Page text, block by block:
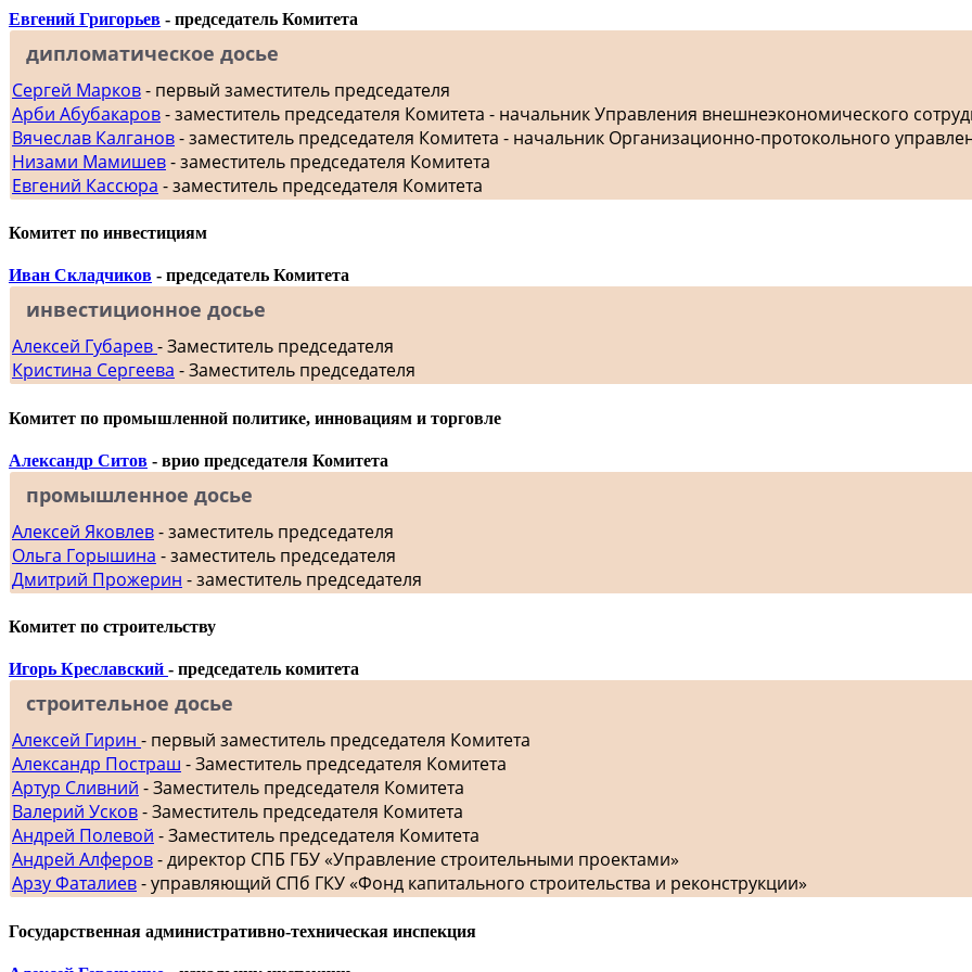
Евгений Григорьев - председатель Комитета
дипломатическое досье
Сергей Марков- первый заместитель председателя
Арби Абубакаров- заместитель председателя Комитета - начальник Управления внешнеэкономического
Вячеслав Калганов- заместитель председателя Комитета - начальник Организационно-протокольного
Низами Мамишев- заместитель председателя Комитета
Евгений Кассюра - заместитель председателя Комитета
Комитет по инвестициям
Иван Складчиков - председатель Комитета
инвестиционное досье
Алексей Губарев- Заместитель председателя
Кристина Сергеева - Заместитель председателя
Комитет по промышленной политике, инновациям и торговле
Александр Ситов - врио председателя Комитета
промышленное досье
Алексей Яковлев- заместитель председателя
Ольга Горышина - заместитель председателя
Дмитрий Прожерин - заместитель председателя
Комитет по строительству
Игорь Креславский - председатель комитета
строительное досье
Алексей Гирин - первый заместитель председателя Комитета
Александр Постраш - Заместитель председателя Комитета
Артур Сливний - Заместитель председателя Комитета
Валерий Усков- Заместитель председателя Комитета
Андрей Полевой - Заместитель председателя Комитета
Андрей Алферов- директор СПБ ГБУ «Управление строительными проектами»
Арзу Фаталиев- управляющий СПб ГКУ «Фонд капитального строительства и реконструкции»
Государственная административно-техническая инспекция